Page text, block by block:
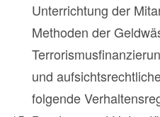
Unterrichtung der
Methoden der
und
folgende